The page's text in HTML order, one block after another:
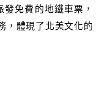
免費的地鐵車票，
，體現了北美文化的